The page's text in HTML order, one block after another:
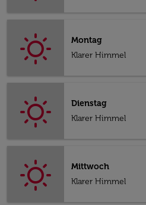
Montag
Klarer Himmel
Dienstag
Klarer Himmel
Mittwoch
Klarer Himmel